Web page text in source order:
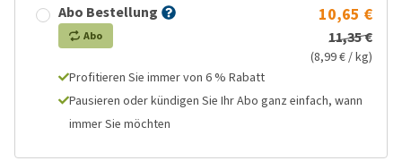
Abo Bestellung
Abo
10,65 €
11,35 €
(8,99 € / kg)
Profitieren Sie immer von 6 % Rabatt
Pausieren oder kündigen Sie Ihr Abo ganz einfach, wann
immer Sie möchten